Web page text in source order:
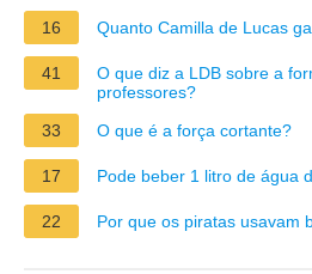
16 Quanto Camilla de Lucas
41
O que diz a LDB sobre a
professores?
33
O que é a força cortante?
17 Pode beber 1 litro de água
22 Por que os piratas usavam